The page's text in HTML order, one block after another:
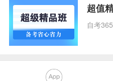
超值
自考365